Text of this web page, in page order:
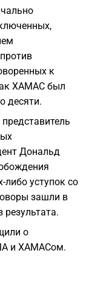
к
ХАМАС был
десяти.
Дональд
либо уступок со
зашли в
результата.
о
и ХАМАСом.